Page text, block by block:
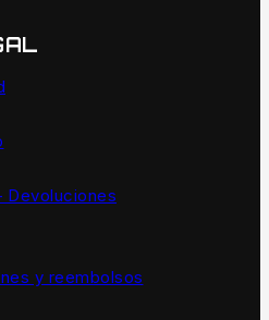
Devoluciones
y reembolsos